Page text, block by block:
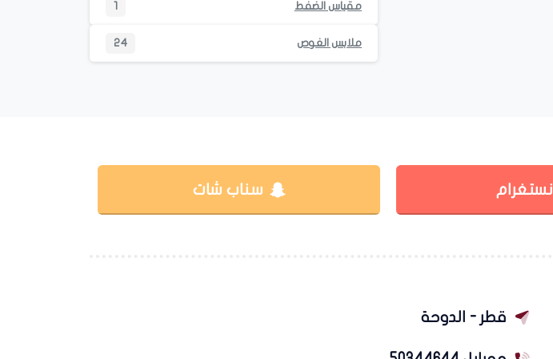
مقياس الضفط 1
ملابس الغوص 24
انستغرام سناب شات
قطر - الدوحة